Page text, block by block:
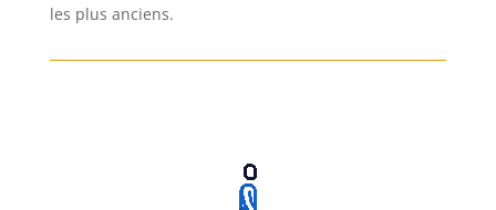
les plus anciens.